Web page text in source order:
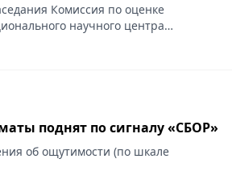
Комиссия по оценке
научного центра
и исследований заключила, что на
поднят по сигналу «СБОР»
об ощутимости (по шкале